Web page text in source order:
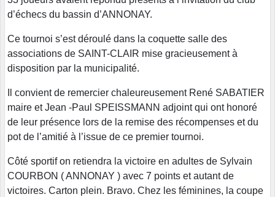
d’échecs du bassin d’ANNONAY.
Ce tournoi s’est déroulé dans la coquette salle des
associations de SAINT-CLAIR mise gracieusement à
disposition par la municipalité.
Il convient de remercier chaleureusement René SABATIER
maire et Jean -Paul SPEISSMANN adjoint qui ont honoré
de leur présence lors de la remise des récompenses et du
pot de l’amitié à l’issue de ce premier tournoi.
Côté sportif on retiendra la victoire en adultes de Sylvain
COURBON ( ANNONAY ) avec 7 points et autant de
victoires. Carton plein. Bravo. Chez les féminines, la coupe